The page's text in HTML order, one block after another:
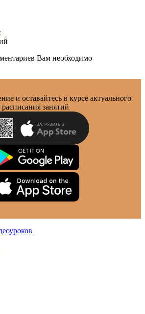
Вам необходимо
и оставайтесь в курсе актуального
расписания занятий